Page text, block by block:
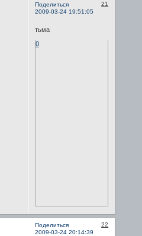
Поделиться
21
2009-03-24 19:51:05
тьма
0
Поделиться
22
2009-03-24 20:14:39